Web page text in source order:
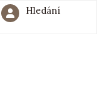
Hledání